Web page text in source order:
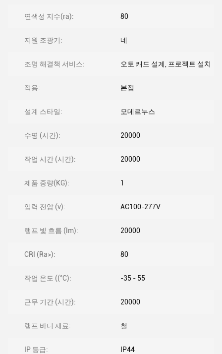
연색성 지수(ra): 80
지원 조광기: 네
조명 해결책 서비스: 오토 캐드 설계, 프로젝트 설치
적용: 본점
설계 스타일: 모데르누스
수명 (시간): 20000
작업 시간 (시간): 20000
제품 중량(KG): 1
입력 전압 (v): AC100-277V
램프 빛 흐름 (lm): 20000
CRI (Ra>): 80
작업 온도 ((°C): -35 - 55
근무 기간 (시간): 20000
램프 바디 재료: 철
IP 등급: IP44